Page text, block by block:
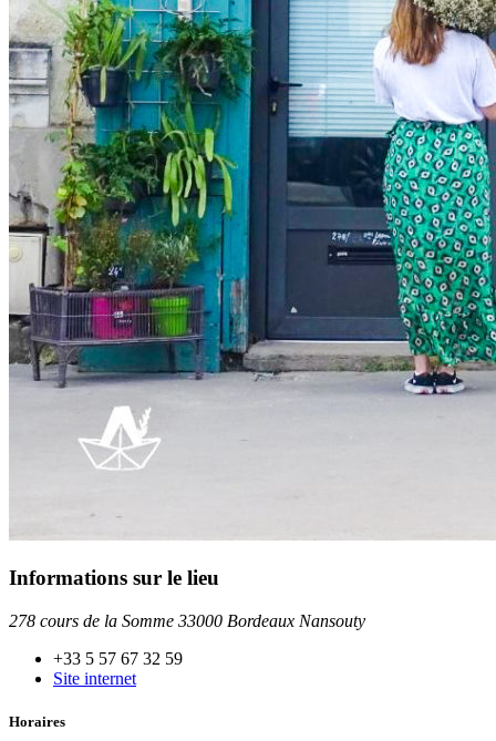
Informations sur le lieu
278 cours de la Somme 33000 Bordeaux Nansouty
+33 5 57 67 32 59
Site internet
Horaires